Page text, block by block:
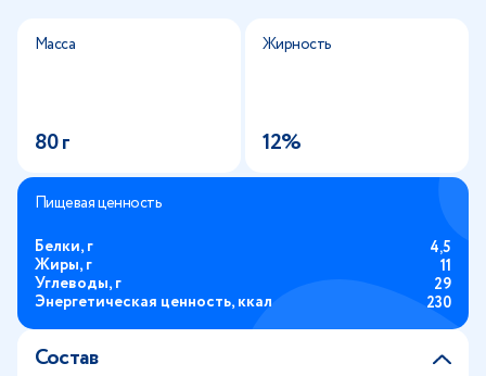
Масса
80 г
Жирность
12%
Пищевая ценность
Белки, г 4,5
Жиры, г 11
Углеводы, г 29
Энергетическая ценность, ккал 230
Состав